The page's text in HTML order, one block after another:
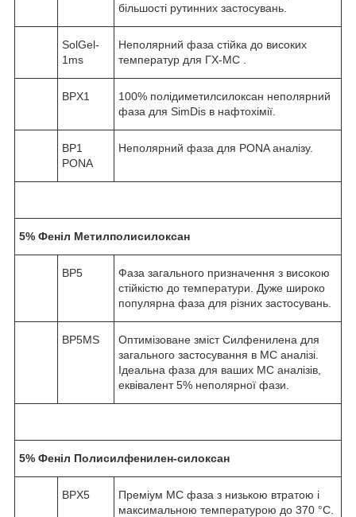
більшості рутинних застосувань.
SolGel-
1ms
Неполярний фаза стійка до високих
температур для ГХ-МС .
BPX1
100% полідиметилсилоксан неполярний
фаза для SimDis в нафтохімії.
BP1
PONA
Неполярний фаза для PONA аналізу.
5% Феніл Метилполисилоксан
BP5
Фаза загального призначення з високою
стійкістю до температури. Дуже широко
популярна фаза для різних застосувань.
BP5MS
Оптимізоване зміст Силфенилена для
загального застосування в МС аналізі.
Ідеальна фаза для ваших МС аналізів,
еквівалент 5% неполярної фази.
5% Феніл Полисилфенилен-силоксан
BPX5
Преміум МС фаза з низькою втратою і
максимальною температурою до 370 °С.